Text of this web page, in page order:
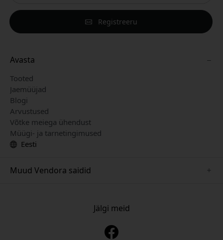
Registreeru
Avasta
Tooted
Jaemüüjad
Blogi
Arvustused
Võtke meiega ühendust
Müügi- ja tarnetingimused
Eesti
Muud Vendora saidid
www.nordicsmartlight.seJälgi meid